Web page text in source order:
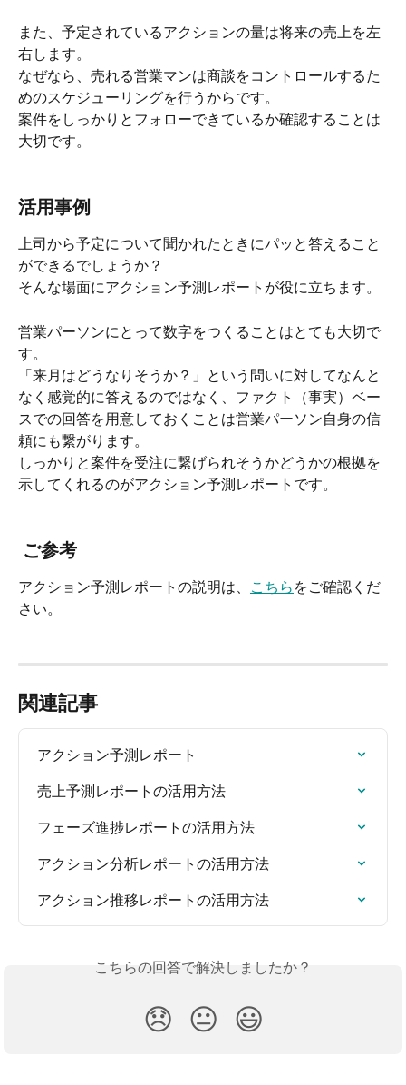
また、予定されているアクションの量は将来の売上を左
右します。
なぜなら、売れる営業マンは商談をコントロールするた
めのスケジューリングを行うからです。
案件をしっかりとフォローできているか確認することは
大切です。
活用事例
上司から予定について聞かれたときにパッと答えること
ができるでしょうか？
そんな場面にアクション予測レポートが役に立ちます。
営業パーソンにとって数字をつくることはとても大切で
す。
「来月はどうなりそうか？」という問いに対してなんと
なく感覚的に答えるのではなく、ファクト（事実）ベー
スでの回答を用意しておくことは営業パーソン自身の信
頼にも繋がります。
しっかりと案件を受注に繋げられそうかどうかの根拠を
示してくれるのがアクション予測レポートです。
ご参考
アクション予測レポートの説明は、 こちらをご確認くだ
さい。
関連記事
アクション予測レポート
売上予測レポートの活用方法
フェーズ進捗レポートの活用方法
アクション分析レポートの活用方法
アクション推移レポートの活用方法
こちらの回答で解決しましたか？
😞 😐 😃